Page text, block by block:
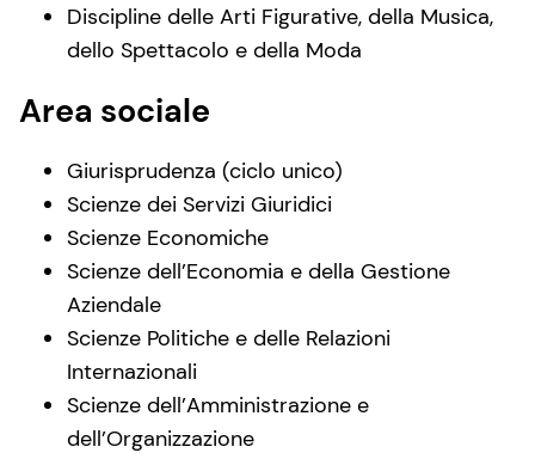
Discipline delle Arti Figurative, della Musica,
dello Spettacolo e della Moda
Area sociale
Giurisprudenza (ciclo unico)
Scienze dei Servizi Giuridici
Scienze Economiche
Scienze dell’Economia e della Gestione
Aziendale
Scienze Politiche e delle Relazioni
Internazionali
Scienze dell’Amministrazione e
dell’Organizzazione